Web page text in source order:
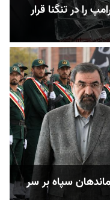
را در تنگنا قرار
سپاه بر سر